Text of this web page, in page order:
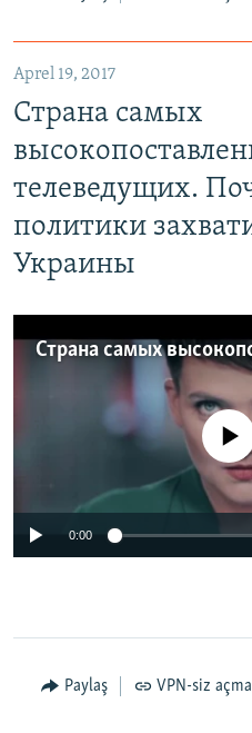
Aprel 19, 2017
Страна самых
телеведущих.
политики
Украины
No media source
0:00
Paylaş VPN-siz